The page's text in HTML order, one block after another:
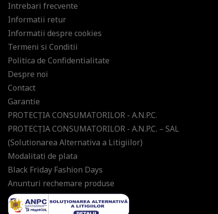
Intrebari frecvente
Informatii retur
Informatii despre cookies
Termeni si Conditii
Politica de Confidentialitate
Despre noi
Contact
Garantie
PROTECŢIA CONSUMATORILOR - A.N.P.C.
PROTECŢIA CONSUMATORILOR - A.N.P.C. – SAL
(Solutionarea Alternativa a Litigiilor)
Modalitati de plata
Black Friday Fashion Days
Anunturi rechemare produse